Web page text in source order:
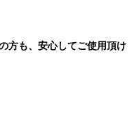
方も、安心してご使用頂け